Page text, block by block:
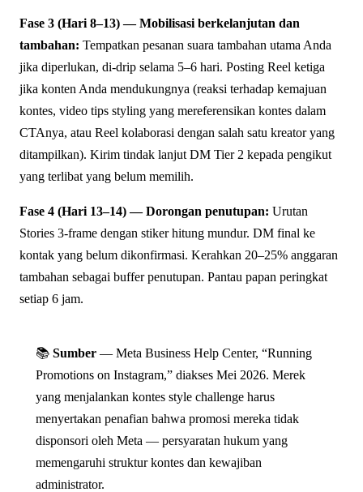
Fase 3 (Hari 8–13) — Mobilisasi berkelanjutan dan
tambahan: Tempatkan pesanan suara tambahan utama Anda
jika diperlukan, di-drip selama 5–6 hari. Posting Reel ketiga
jika konten Anda mendukungnya (reaksi terhadap kemajuan
kontes, video tips styling yang mereferensikan kontes dalam
CTAnya, atau Reel kolaborasi dengan salah satu kreator yang
ditampilkan). Kirim tindak lanjut DM Tier 2 kepada pengikut
yang terlibat yang belum memilih.
Fase 4 (Hari 13–14) — Dorongan penutupan: Urutan
Stories 3-frame dengan stiker hitung mundur. DM final ke
kontak yang belum dikonfirmasi. Kerahkan 20–25% anggaran
tambahan sebagai buffer penutupan. Pantau papan peringkat
setiap 6 jam.
📚 Sumber — Meta Business Help Center, “Running
Promotions on Instagram,” diakses Mei 2026. Merek
yang menjalankan kontes style challenge harus
menyertakan penafian bahwa promosi mereka tidak
disponsori oleh Meta — persyaratan hukum yang
memengaruhi struktur kontes dan kewajiban
administrator.